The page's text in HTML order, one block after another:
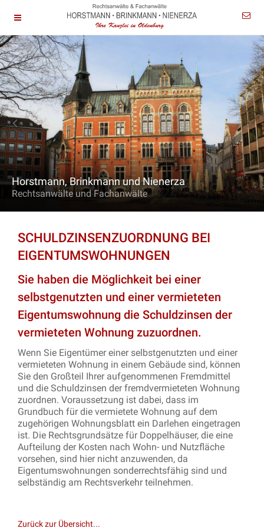
Horstmann, Brinkmann und Nienerza
Rechtsanwälte und Fachanwälte
SCHULDZINSENZUORDNUNG BEI
EIGENTUMSWOHNUNGEN
Sie haben die Möglichkeit bei einer
selbstgenutzten und einer vermieteten
Eigentumswohnung die Schuldzinsen der
vermieteten Wohnung zuzuordnen.
Wenn Sie Eigentümer einer selbstgenutzten und einer
vermieteten Wohnung in einem Gebäude sind, können
Sie den Großteil Ihrer aufgenommenen Fremdmittel
und die Schuldzinsen der fremdvermieteten Wohnung
zuordnen. Voraussetzung ist dabei, dass im
Grundbuch für die vermietete Wohnung auf dem
zugehörigen Wohnungsblatt ein Darlehen eingetragen
ist. Die Rechtsgrundsätze für Doppelhäuser, die eine
Aufteilung der Kosten nach Wohn- und Nutzfläche
vorsehen, sind hier nicht anzuwenden, da
Eigentumswohnungen sonderrechtsfähig sind und
selbständig am Rechtsverkehr teilnehmen.
Zurück zur Übersicht...